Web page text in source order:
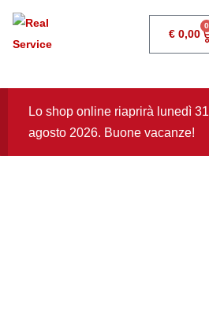
€ 0,00
0
Lo shop online riaprirà lunedì 31
agosto 2026. Buone vacanze!